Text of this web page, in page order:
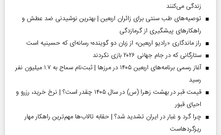
زندگی می‌کنند
توصیه‌های طب سنتی برای زائران اربعین | بهترین نوشیدنی ضد عطش و
راهکارهای پیشگیری از گرمازدگی
راز ماندگاری «رادیو اربعین» از زبان دو گوینده؛ رسانه‌ای که حسینیه است
ستارگانی که در جام جهانی ۲۰۲۶ بازی نکردند
آغاز رسمی برنامه‌های اربعین ۱۴۰۵ در مرز‌ها | ثبت‌نام سماح به ۱.۷ میلیون نفر
رسید
قیمت قبر در بهشت زهرا (س) در سال ۱۴۰۵ چقدر است؟ | نرخ خرید، رزرو و
احیای قبور
چرا گرد و غبار در ایران تشدید شد؟ | حقابه تالاب‌ها مهم‌ترین راهکار مهار
ریزگردهاست